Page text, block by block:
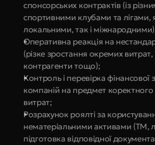
спонсорських контрактів (із
спортивними клубами та лігами,
локальними, так і
Оперативна реакція на
(різке зростання окремих витрат,
контрагенти тощо);
Контроль і перевірка фінансової
компаній на предмет
витрат;
Розрахунок роялті за
нематеріальними активами (ТМ,
підготовка відповідної